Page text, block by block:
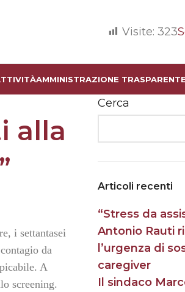
Visite: 323
AMMINISTRAZIONE TRASPARENTE
alla
i settantasei
da
A
screening.
Cerca
Articoli recenti
“Stress da
Antonio Rauti
l’urgenza di
caregiver
Il sindaco